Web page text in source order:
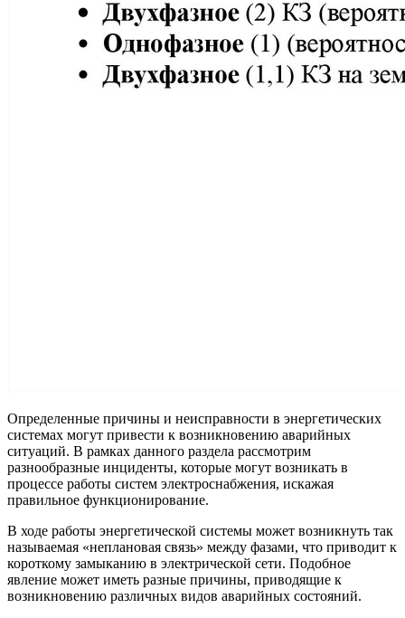
Определенные причины и неисправности в энергетических
системах могут привести к возникновению аварийных
ситуаций. В рамках данного раздела рассмотрим
разнообразные инциденты, которые могут возникать в
процессе работы систем электроснабжения, искажая
правильное функционирование.
В ходе работы энергетической системы может возникнуть так
называемая «неплановая связь» между фазами, что приводит к
короткому замыканию в электрической сети. Подобное
явление может иметь разные причины, приводящие к
возникновению различных видов аварийных состояний.